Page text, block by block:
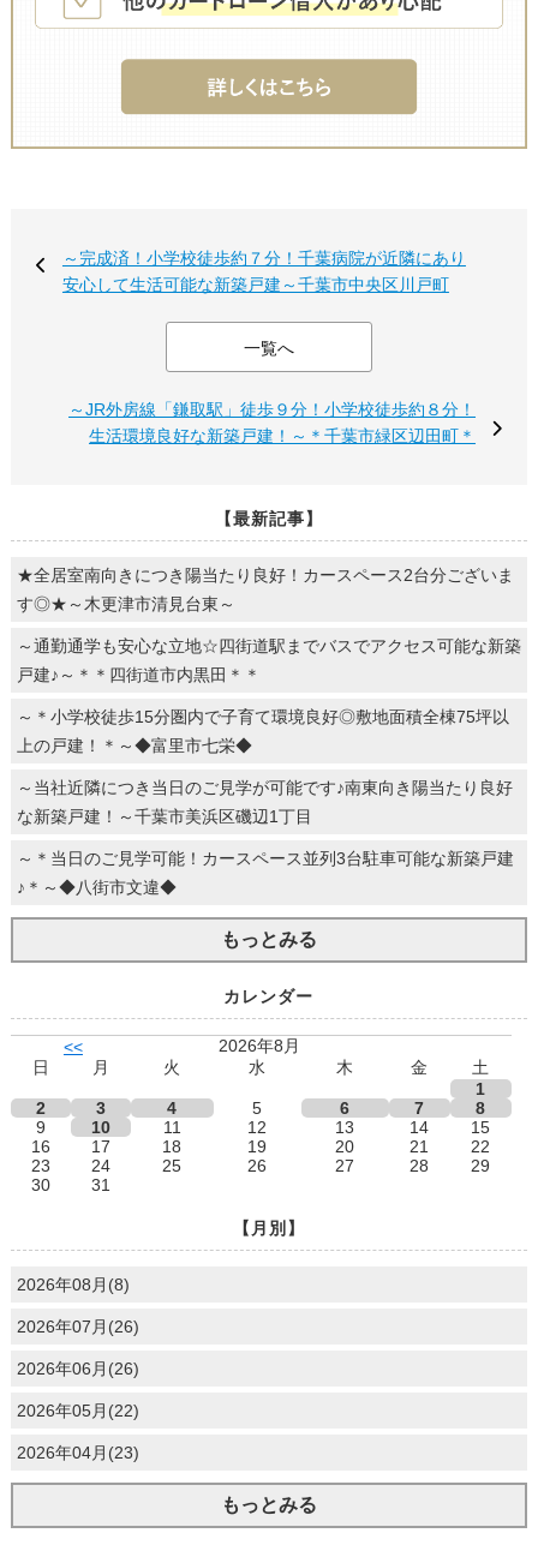
～完成済！小学校徒歩約７分！千葉病院が近隣にあり
安心して生活可能な新築戸建～千葉市中央区川戸町
一覧へ
～JR外房線「鎌取駅」徒歩９分！小学校徒歩約８分！
生活環境良好な新築戸建！～＊千葉市緑区辺田町＊
【最新記事】
★全居室南向きにつき陽当たり良好！カースペース2台分ございま
す◎★～木更津市清見台東～
～通勤通学も安心な立地☆四街道駅までバスでアクセス可能な新築
戸建♪～＊＊四街道市内黒田＊＊
～＊小学校徒歩15分圏内で子育て環境良好◎敷地面積全棟75坪以
上の戸建！＊～◆富里市七栄◆
～当社近隣につき当日のご見学が可能です♪南東向き陽当たり良好
な新築戸建！～千葉市美浜区磯辺1丁目
～＊当日のご見学可能！カースペース並列3台駐車可能な新築戸建
♪＊～◆八街市文違◆
もっとみる
カレンダー
<<
2026年8月
日
月 火 水 木 金
土
1
2
3 4 5 6 7
8
9
10 11 12 13 14
15
16
17 18 19 20 21
22
23
24 25 26 27 28
29
30
31
【月別】
2026年08月(8)
2026年07月(26)
2026年06月(26)
2026年05月(22)
2026年04月(23)
もっとみる